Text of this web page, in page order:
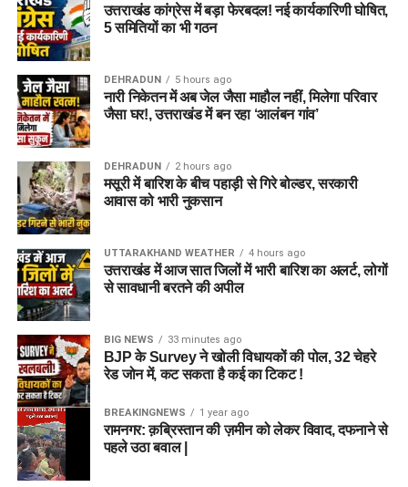
उत्तराखंड कांग्रेस में बड़ा फेरबदल! नई कार्यकारिणी घोषित,
5 समितियों का भी गठन
DEHRADUN 5 hours ago
नारी निकेतन में अब जेल जैसा माहौल नहीं, मिलेगा परिवार
जैसा घर!, उत्तराखंड में बन रहा ‘आलंबन गांव’
DEHRADUN 2 hours ago
मसूरी में बारिश के बीच पहाड़ी से गिरे बोल्डर, सरकारी
आवास को भारी नुकसान
UTTARAKHAND WEATHER 4 hours ago
उत्तराखंड में आज सात जिलों में भारी बारिश का अलर्ट, लोगों
से सावधानी बरतने की अपील
BIG NEWS 33 minutes ago
BJP के Survey ने खोली विधायकों की पोल, 32 चेहरे
रेड जोन में, कट सकता है कई का टिकट !
BREAKINGNEWS 1 year ago
रामनगर: क़ब्रिस्तान की ज़मीन को लेकर विवाद, दफनाने से
पहले उठा बवाल |